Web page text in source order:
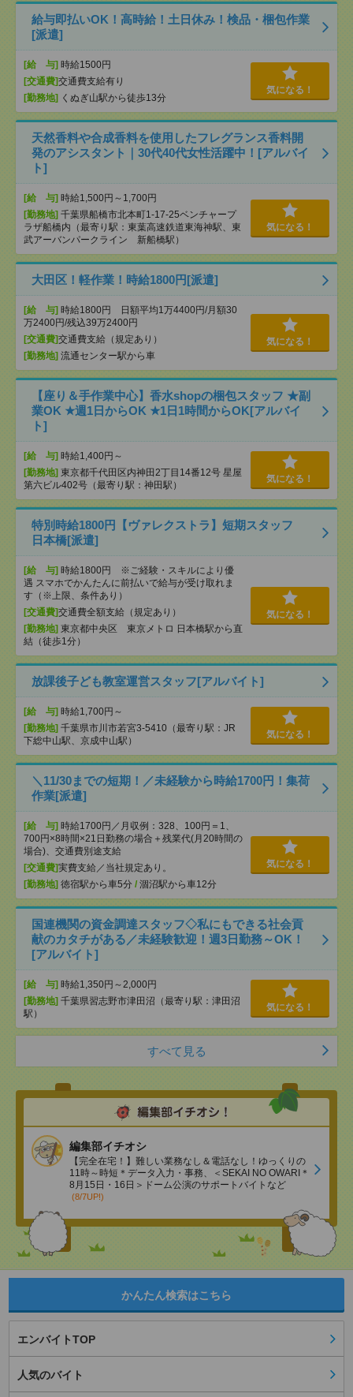
給与即払いOK！高時給！土日休み！検品・梱包作業
[派遣]
[給 与] 時給1500円
[交通費]交通費支給有り
[勤務地] くぬぎ山駅から徒歩13分
気になる！
天然香料や合成香料を使用したフレグランス香料開
発のアシスタント｜30代40代女性活躍中！[アルバイ
ト]
[給 与] 時給1,500円～1,700円
[勤務地] 千葉県船橋市北本町1-17-25ベンチャープ
ラザ船橋内（最寄り駅：東葉高速鉄道東海神駅、東
武アーバンパークライン 新船橋駅）
気になる！
大田区！軽作業！時給1800円[派遣]
[給 与] 時給1800円 日額平均1万4400円/月額30
万2400円/残込39万2400円
[交通費]交通費支給（規定あり）
[勤務地] 流通センター駅から車
気になる！
【座り＆手作業中心】香水shopの梱包スタッフ ★副
業OK ★週1日からOK ★1日1時間からOK[アルバイ
ト]
[給 与] 時給1,400円～
[勤務地] 東京都千代田区内神田2丁目14番12号 星屋
第六ビル402号（最寄り駅：神田駅）
気になる！
特別時給1800円【ヴァレクストラ】短期スタッフ
日本橋[派遣]
[給 与] 時給1800円 ※ご経験・スキルにより優
遇 スマホでかんたんに前払いで給与が受け取れま
す（※上限、条件あり）
[交通費]交通費全額支給（規定あり）
[勤務地] 東京都中央区 東京メトロ 日本橋駅から直
結（徒歩1分）
気になる！
放課後子ども教室運営スタッフ[アルバイト]
[給 与] 時給1,700円～
[勤務地] 千葉県市川市若宮3-5410（最寄り駅：JR
下総中山駅、京成中山駅）
気になる！
＼11/30までの短期！／未経験から時給1700円！集荷
作業[派遣]
[給 与] 時給1700円／月収例：328、100円＝1、
700円×8時間×21日勤務の場合＋残業代(月20時間の
場合)、交通費別途支給
[交通費]実費支給／当社規定あり。
[勤務地] 徳宿駅から車5分 / 涸沼駅から車12分
気になる！
国連機関の資金調達スタッフ◇私にもできる社会貢
献のカタチがある／未経験歓迎！週3日勤務～OK！
[アルバイト]
[給 与] 時給1,350円～2,000円
[勤務地] 千葉県習志野市津田沼（最寄り駅：津田沼
駅）
気になる！
すべて見る
編集部イチオシ
【完全在宅！】難しい業務なし＆電話なし！ゆっくりの
11時～時短＊データ入力・事務、＜SEKAI NO OWARI＊
8月15日・16日＞ドーム公演のサポートバイトなど
(8/7UP!)
かんたん検索はこちら
エンバイトTOP
人気のバイト